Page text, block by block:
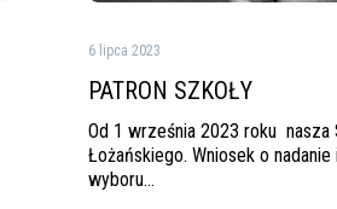
6 lipca 2023
PATRON SZKOŁY
Od 1 września 2023 roku nasza
Łożańskiego. Wniosek o
wyboru…